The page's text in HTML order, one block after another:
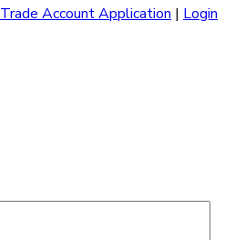
Trade Account Application | Login